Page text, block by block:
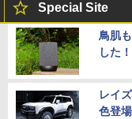
Special Site
鳥肌
した！
レイ
色登